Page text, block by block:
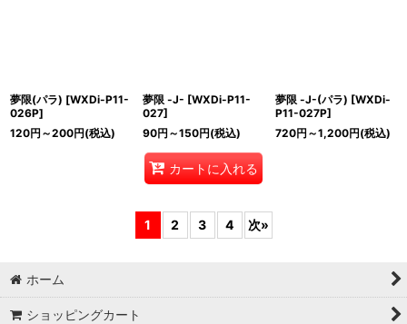
夢限(パラ) [WXDi-P11-
026P]
120円 ～200円(税込)
夢限 -J- [WXDi-P11-
027]
90円 ～150円(税込)
カートに入れる
夢限 -J-(パラ) [WXDi-
P11-027P]
720円 ～1,200円(税込)
1 2 3 4 次»
ホーム
ショッピングカート